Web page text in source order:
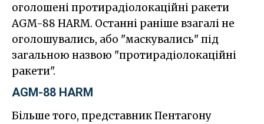
оголошені протирадіолокаційні ракети
AGM-88 HARM. Останні раніше взагалі не
оголошувались, або "маскувались" під
загальною назвою "протирадіолокаційні
ракети".
AGM-88 HARM
Більше того, представник Пентагону